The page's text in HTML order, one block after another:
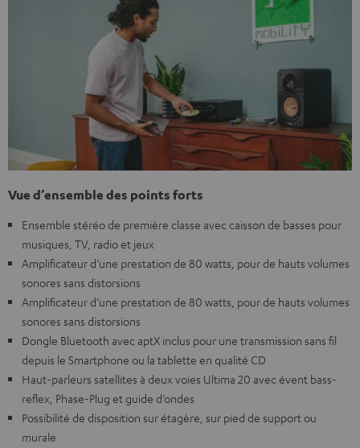
Vue d’ensemble des points forts
Ensemble stéréo de première classe avec caisson de basses pour
musiques, TV, radio et jeux
Amplificateur d’une prestation de 80 watts, pour de hauts volumes
sonores sans distorsions
Amplificateur d’une prestation de 80 watts, pour de hauts volumes
sonores sans distorsions
Dongle Bluetooth avec aptX inclus pour une transmission sans fil
depuis le Smartphone ou la tablette en qualité CD
Haut-parleurs satellites à deux voies Ultima 20 avec évent bass-
reflex, Phase-Plug et guide d’ondes
Possibilité de disposition sur étagère, sur pied de support ou
murale